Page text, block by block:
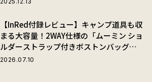
【InRed付録レビュー】キャンプ道具も収
まる大容量！2WAY仕様の「ムーミン ショ
ルダーストラップ付きボストンバッグ」
が夏旅におすすめな理由
2026.07.10